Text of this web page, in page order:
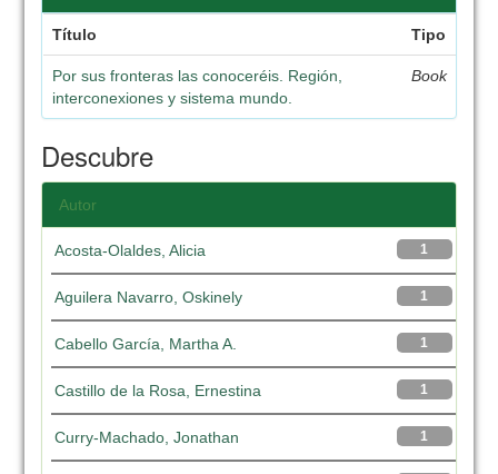
Título Tipo
Por sus fronteras las conoceréis. Región,
interconexiones y sistema mundo.
Book
Descubre
Autor
1
Acosta-Olaldes, Alicia
1
Aguilera Navarro, Oskinely
1
Cabello García, Martha A.
1
Castillo de la Rosa, Ernestina
1
Curry-Machado, Jonathan